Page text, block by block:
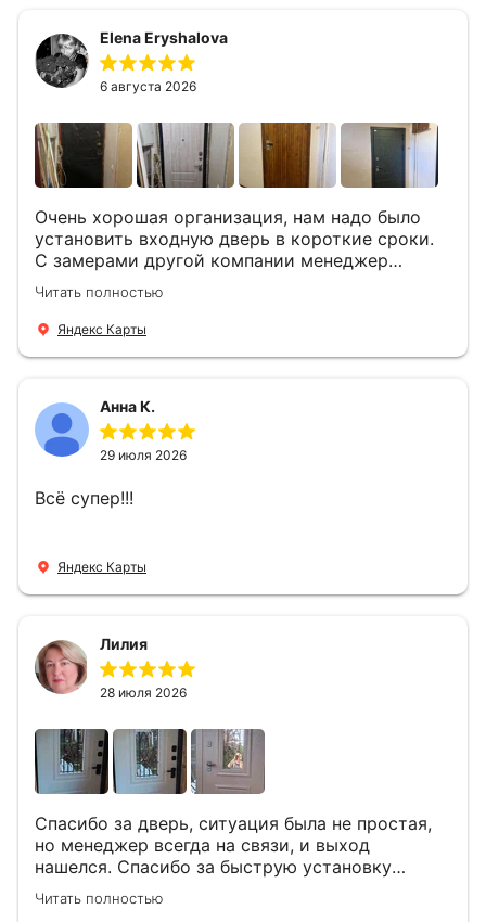
установили две двери, ответили на все
вопросы . Выполненной работой мы довольны.
Огромная всем благодарность!
Elena Eryshalova
6 августа 2026
Очень хорошая организация, нам надо было
установить входную дверь в короткие сроки.
С замерами другой компании менеджер
компании Филлип, быстро предоставил нам
варианты дверей, монтаж тоже был очень
четкий, позвонили, согласовали и установили
Читать полностью
Яндекс Карты
Анна К.
29 июля 2026
Всё супер!!!
Яндекс Карты
Лилия
28 июля 2026
Спасибо за дверь, ситуация была не простая,
но менеджер всегда на связи, и выход
нашелся. Спасибо за быструю установку
Роману, один и привёз, и установил. Надеюсь,
что дверь нам долго послужит
Читать полностью